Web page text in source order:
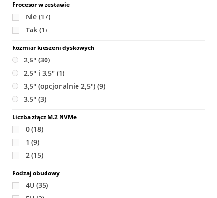
360W(1)
Procesor w zestawie
Nie (17)
Tak (1)
Rozmiar kieszeni dyskowych
2,5" (30)
2,5" i 3,5" (1)
3,5" (opcjonalnie 2,5") (9)
3.5" (3)
Liczba złącz M.2 NVMe
0 (18)
1 (9)
2 (15)
Rodzaj obudowy
4U (35)